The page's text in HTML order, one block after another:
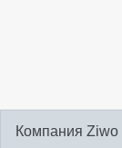
Компания Ziwo